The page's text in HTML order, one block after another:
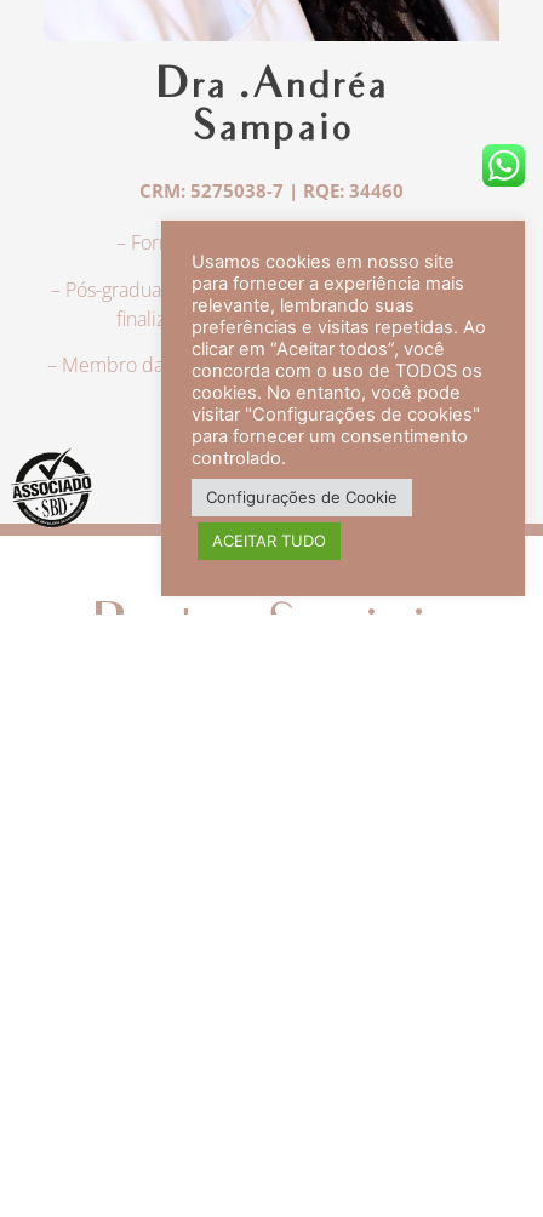
Dra .Andréa
Sampaio
CRM: 5275038-7 | RQE: 34460
– Formação em Medicina pela UFRJ.
– Pós-graduação em Dermatologia pela UFRJ, tendo
finalizado a especialização em 2007.
– Membro da Sociedade Brasileira de Dermatologia,
com título de especialista.
veja mais +
Redes Sociais
Usamos cookies em nosso site
para fornecer a experiência mais
relevante, lembrando suas
preferências e visitas repetidas. Ao
clicar em “Aceitar todos”, você
concorda com o uso de TODOS os
cookies. No entanto, você pode
visitar "Configurações de cookies"
para fornecer um consentimento
controlado.
Configurações de Cookie
ACEITAR TUDO